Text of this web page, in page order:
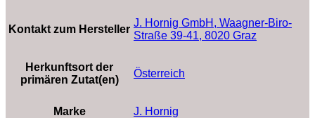
Kontakt zum Hersteller
‎J. Hornig GmbH, Waagner-Biro-
Straße 39-41, 8020 Graz
Herkunftsort der
primären Zutat(en)
‎Österreich
Marke ‎J. Hornig